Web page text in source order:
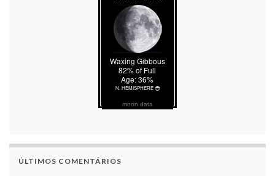
moon data
ÚLTIMOS COMENTÁRIOS